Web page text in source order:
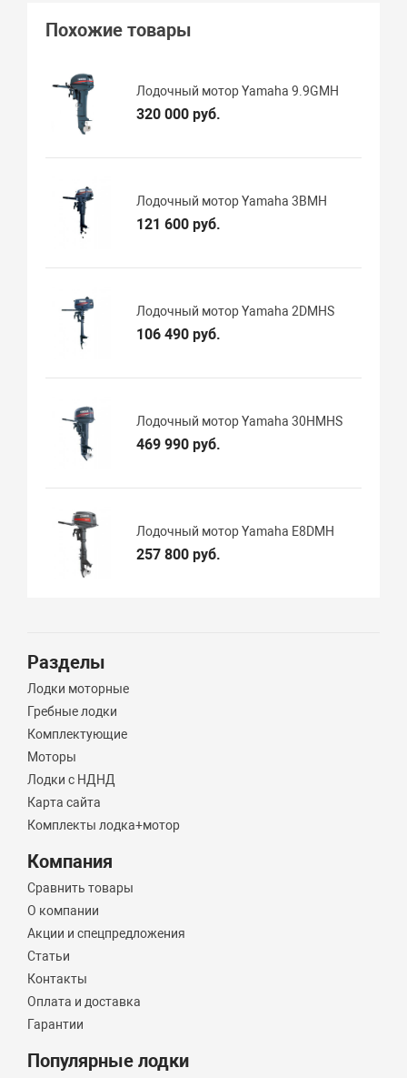
Похожие товары
Лодочный мотор Yamaha 9.9GMH
320 000 руб.
Лодочный мотор Yamaha 3BMH
121 600 руб.
Лодочный мотор Yamaha 2DMHS
106 490 руб.
Лодочный мотор Yamaha 30HMHS
469 990 руб.
Лодочный мотор Yamaha E8DMH
257 800 руб.
Разделы
Лодки моторные
Гребные лодки
Комплектующие
Моторы
Лодки с НДНД
Карта сайта
Комплекты лодка+мотор
Компания
Сравнить товары
О компании
Акции и спецпредложения
Статьи
Контакты
Оплата и доставка
Гарантии
Популярные лодки